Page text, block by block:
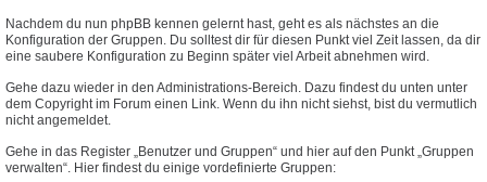
Nachdem du nun phpBB kennen gelernt hast, geht es als nächstes an die
Konfiguration der Gruppen. Du solltest dir für diesen Punkt viel Zeit lassen, da dir
eine saubere Konfiguration zu Beginn später viel Arbeit abnehmen wird.
Gehe dazu wieder in den Administrations-Bereich. Dazu findest du unten unter
dem Copyright im Forum einen Link. Wenn du ihn nicht siehst, bist du vermutlich
nicht angemeldet.
Gehe in das Register „Benutzer und Gruppen“ und hier auf den Punkt „Gruppen
verwalten“. Hier findest du einige vordefinierte Gruppen: